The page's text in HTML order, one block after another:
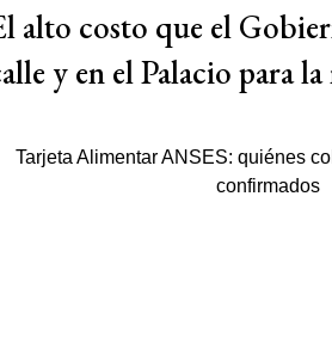
alto costo que el
y en el Palacio para